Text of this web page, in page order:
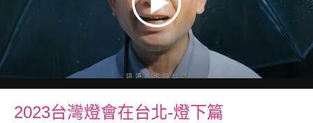
2023台灣燈會在台北-燈下篇